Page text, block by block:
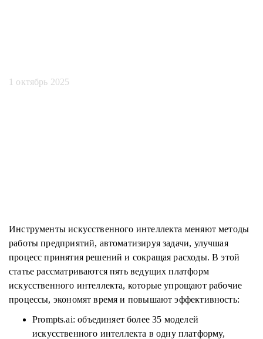
1 октябрь 2025
Инструменты искусственного интеллекта меняют методы
работы предприятий, автоматизируя задачи, улучшая
процесс принятия решений и сокращая расходы. В этой
статье рассматриваются пять ведущих платформ
искусственного интеллекта, которые упрощают рабочие
процессы, экономят время и повышают эффективность:
Prompts.ai: объединяет более 35 моделей
искусственного интеллекта в одну платформу,